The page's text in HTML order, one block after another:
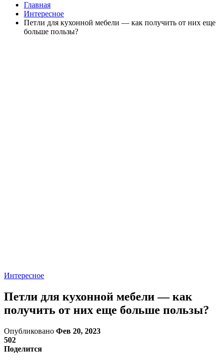
Главная
Интересное
Петли для кухонной мебели — как получить от них еще
больше пользы?
Интересное
Петли для кухонной мебели — как
получить от них еще больше пользы?
Опубликовано Фев 20, 2023
502
Поделится